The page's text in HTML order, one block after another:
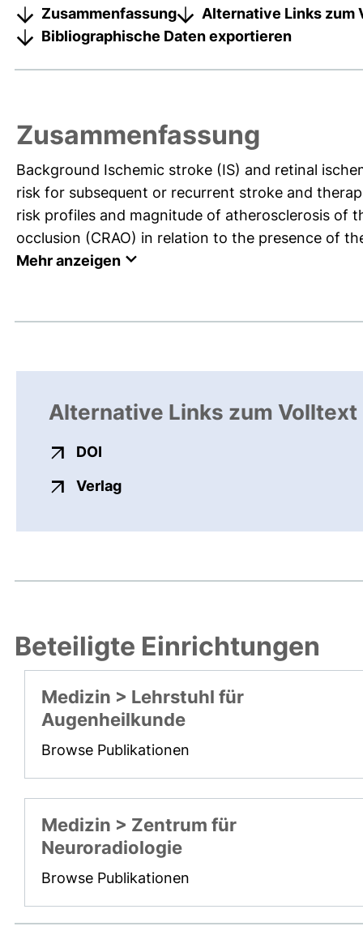
Zusammenfassung
Alternative Links zum
Bibliographische Daten exportieren
Zusammenfassung
Background Ischemic stroke (IS) and retinal
risk for subsequent or recurrent stroke and
risk profiles and magnitude of atherosclerosis
occlusion (CRAO) in relation to the presence of
Mehr anzeigen
Alternative Links zum Volltext
DOI
Verlagexterner Link, öffnet neues
Beteiligte Einrichtungen
Medizin > Lehrstuhl für
Augenheilkunde
Browse Publikationen
Medizin > Zentrum für
Neuroradiologie
Browse Publikationen